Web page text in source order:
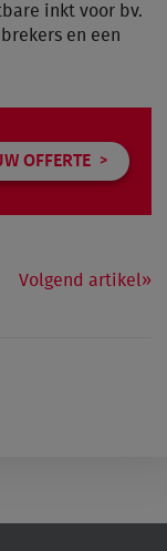
inkt voor bv.
en een
OFFERTE
Volgend artikel